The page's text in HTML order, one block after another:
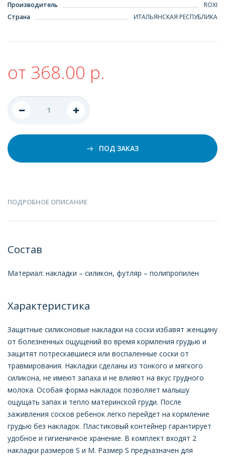
Производитель
ROXI
Страна
ИТАЛЬЯНСКАЯ РЕСПУБЛИКА
от 368.00 р.
ПОД ЗАКАЗ
ПОДРОБНОЕ ОПИСАНИЕ
Состав
Материал: накладки – силикон, футляр – полипропилен
Характеристика
Защитные силиконовые накладки на соски избавят женщину
от болезненных ощущений во время кормления грудью и
защитят потрескавшиеся или воспаленные соски от
травмирования. Накладки сделаны из тонкого и мягкого
силикона, не имеют запаха и не влияют на вкус грудного
молока. Особая форма накладок позволяет малышу
ощущать запах и тепло материнской груди. После
заживления сосков ребенок легко перейдет на кормление
грудью без накладок. Пластиковый контейнер гарантирует
удобное и гигиеничное хранение. В комплект входят 2
накладки размеров S и М. Размер S предназначен для